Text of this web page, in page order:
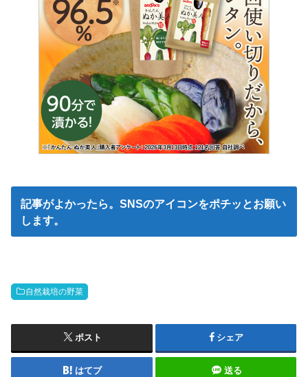
記事がよかったら。SNSのアイコンをポチッとお願い
します。
自然栽培の野菜
ポスト シェア
はてブ 送る